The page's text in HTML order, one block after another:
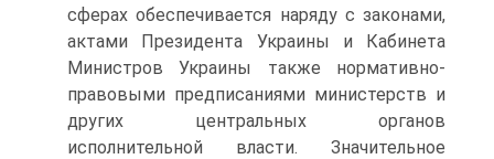
сферах обеспечивается наряду с законами,
актами Президента Украины и Кабинета
Министров Украины также нормативно-
правовыми предписаниями министерств и
других центральных органов
исполнительной власти. Значительное